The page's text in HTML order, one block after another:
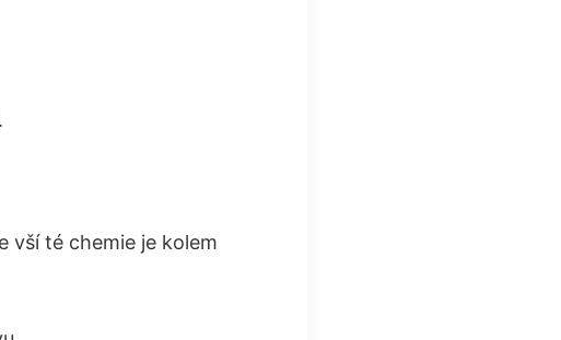
vší té chemie je kolem